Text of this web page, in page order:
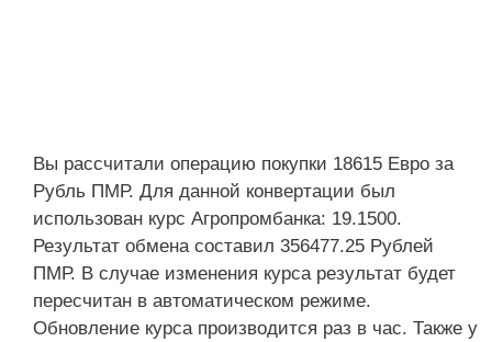
Вы рассчитали операцию покупки 18615 Евро за
Рубль ПМР. Для данной конвертации был
использован курс Агропромбанка: 19.1500.
Результат обмена составил 356477.25 Рублей
ПМР. В случае изменения курса результат будет
пересчитан в автоматическом режиме.
Обновление курса производится раз в час. Также у